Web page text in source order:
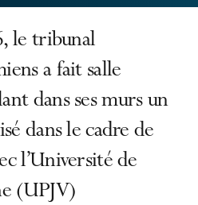
le tribunal
a fait salle
dans ses murs un
dans le cadre de
l’Université de
(UPJV)